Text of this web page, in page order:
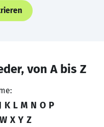
von A bis Z
K L M N O P
W X Y Z